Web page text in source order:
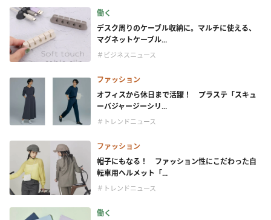
働く
デスク周りのケーブル収納に。マルチに使える、
マグネットケーブル...
＃ビジネスニュース
ファッション
オフィスから休日まで活躍！ プラステ「スキュ
ーバジャージーシリ...
＃トレンドニュース
ファッション
帽子にもなる！ ファッション性にこだわった自
転車用ヘルメット「...
＃トレンドニュース
働く